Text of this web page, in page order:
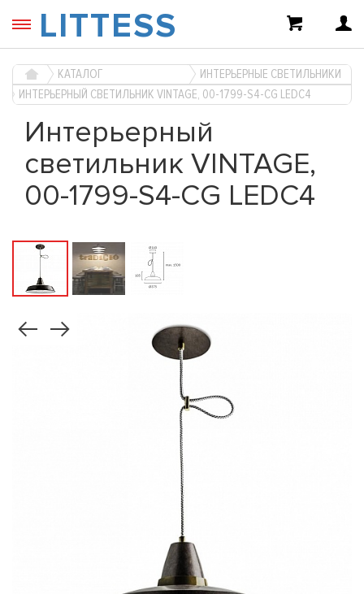
LITTESS
КАТАЛОГ
ИНТЕРЬЕРНЫЕ СВЕТИЛЬНИКИ
ИНТЕРЬЕРНЫЙ СВЕТИЛЬНИК VINTAGE, 00-1799-S4-CG LEDC4
Интерьерный
светильник VINTAGE,
00-1799-S4-CG LEDC4